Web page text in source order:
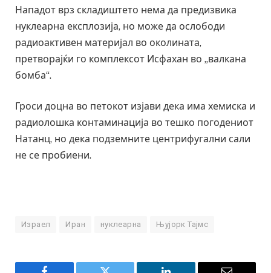
Нападот врз складиштето нема да предизвика
нуклеарна експлозија, но може да ослободи
радиоактивен материјал во околината,
претворајќи го комплексот Исфахан во „валкана
бомба“.
Гроси доцна во петокот изјави дека има хемиска и
радиолошка контаминација во тешко погодениот
Натанц, но дека подземните центрифугални сали
не се пробиени.
Израел Иран нуклеарна Њујорк Тајмс